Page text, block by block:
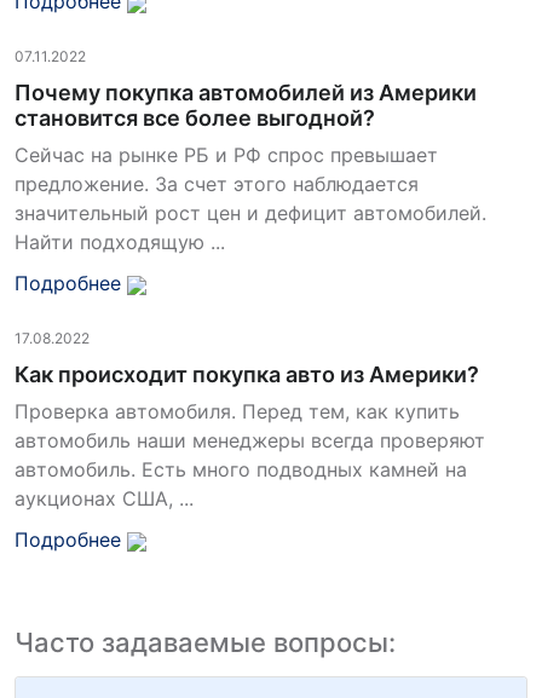
07.11.2022
Почему покупка автомобилей из Америки
становится все более выгодной?
Сейчас на рынке РБ и РФ спрос превышает
предложение. За счет этого наблюдается
значительный рост цен и дефицит автомобилей.
Найти подходящую ...
Подробнее
17.08.2022
Как происходит покупка авто из Америки?
Проверка автомобиля. Перед тем, как купить
автомобиль наши менеджеры всегда проверяют
автомобиль. Есть много подводных камней на
аукционах США, ...
Подробнее
Часто задаваемые вопросы: